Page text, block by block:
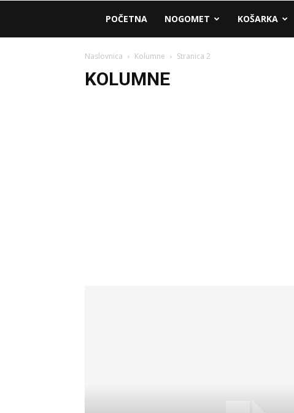
AM
Sport
POČETNA NOGOMET KOŠARKA
Naslovnica Kolumne Stranica 2
KOLUMNE